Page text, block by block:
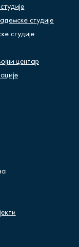
студије
студије
центар